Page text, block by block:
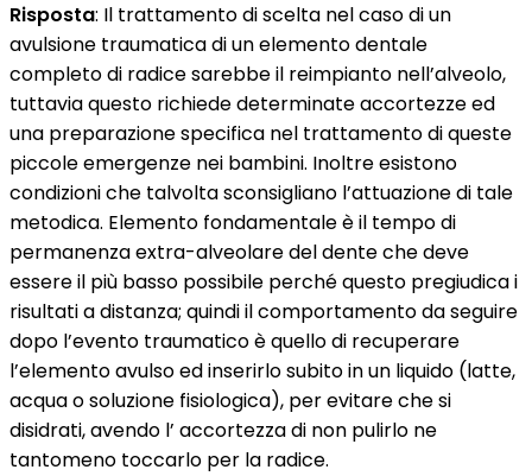
Risposta: Il trattamento di scelta nel caso di un
avulsione traumatica di un elemento dentale
completo di radice sarebbe il reimpianto nell’alveolo,
tuttavia questo richiede determinate accortezze ed
una preparazione specifica nel trattamento di queste
piccole emergenze nei bambini. Inoltre esistono
condizioni che talvolta sconsigliano l’attuazione di tale
metodica. Elemento fondamentale è il tempo di
permanenza extra-alveolare del dente che deve
essere il più basso possibile perché questo pregiudica i
risultati a distanza; quindi il comportamento da seguire
dopo l’evento traumatico è quello di recuperare
l’elemento avulso ed inserirlo subito in un liquido (latte,
acqua o soluzione fisiologica), per evitare che si
disidrati, avendo l’ accortezza di non pulirlo ne
tantomeno toccarlo per la radice.